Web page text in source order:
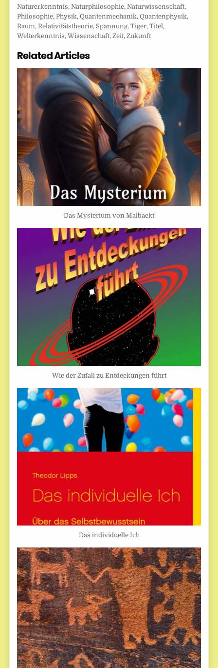
Naturerkenntnis,Naturphilosophie,Naturwissenschaft,
Philosophie,Physik,Quantenmechanik,Quantenphysik,
Raum,Relativitätstheorie, Spannung,Tiger,Titel,
Welterkenntnis,Wissenschaft,Zeit,Zukunft
Related Articles
Das Mysterium von Malbackt
Wie der Zufall zu Entdeckungen führt
Das individuelle Ich